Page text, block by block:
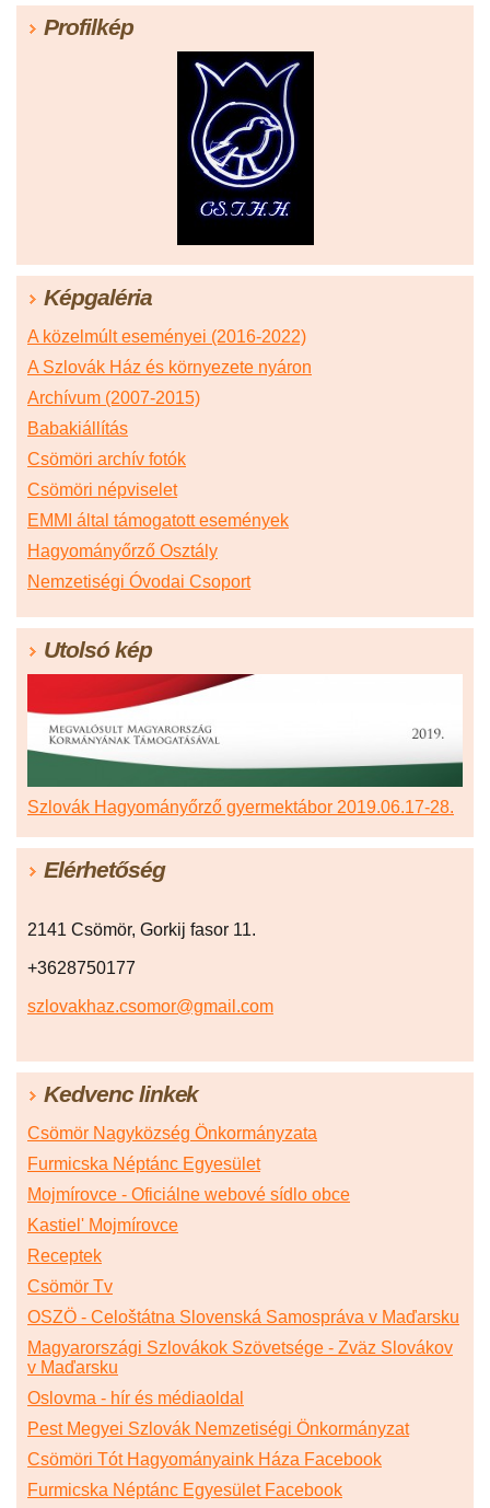
Profilkép
Képgaléria
A közelmúlt eseményei (2016-2022)
A Szlovák Ház és környezete nyáron
Archívum (2007-2015)
Babakiállítás
Csömöri archív fotók
Csömöri népviselet
EMMI által támogatott események
Hagyományőrző Osztály
Nemzetiségi Óvodai Csoport
Utolsó kép
Szlovák Hagyományőrző gyermektábor 2019.06.17-28.
Elérhetőség
2141 Csömör, Gorkij fasor 11.
+3628750177
szlovakhaz.csomor@gmail.com
Kedvenc linkek
Csömör Nagyközség Önkormányzata
Furmicska Néptánc Egyesület
Mojmírovce - Oficiálne webové sídlo obce
Kastiel' Mojmírovce
Receptek
Csömör Tv
OSZÖ - Celoštátna Slovenská Samospráva v Maďarsku
Magyarországi Szlovákok Szövetsége - Zväz Slovákov
v Maďarsku
Oslovma - hír és médiaoldal
Pest Megyei Szlovák Nemzetiségi Önkormányzat
Csömöri Tót Hagyományaink Háza Facebook
Furmicska Néptánc Egyesület Facebook